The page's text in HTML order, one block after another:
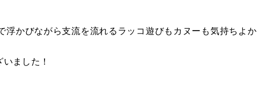
浮かびながら支流を流れるラッコ遊びもカヌーも気持ちよか
ました！